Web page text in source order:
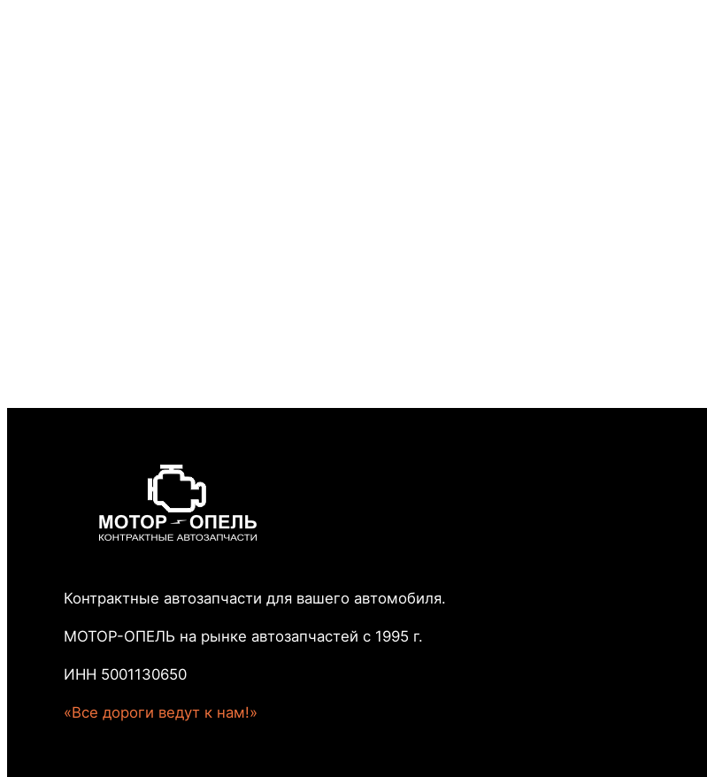
Контрактные автозапчасти для вашего автомобиля.
МОТОР-ОПЕЛЬ на рынке автозапчастей с 1995 г.
ИНН 5001130650
«Все дороги ведут к нам!»